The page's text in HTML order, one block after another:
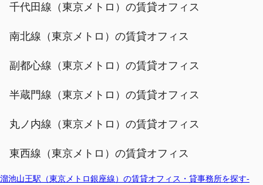
千代田線（東京メトロ）の賃貸オフィス
南北線（東京メトロ）の賃貸オフィス
副都心線（東京メトロ）の賃貸オフィス
半蔵門線（東京メトロ）の賃貸オフィス
丸ノ内線（東京メトロ）の賃貸オフィス
東西線（東京メトロ）の賃貸オフィス
溜池山王駅（東京メトロ銀座線）の賃貸オフィス・貸事務所を探す-